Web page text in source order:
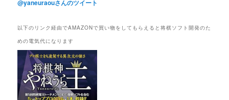
@yaneuraouさんのツイート
以下のリンク経由でAMAZONで買い物をしてもらえると将棋ソフト開発のた
めの電気代になります